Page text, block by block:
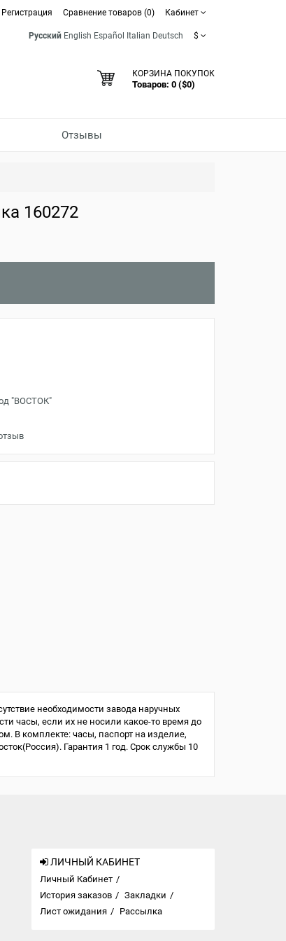
Регистрация Сравнение товаров (0) Кабинет
Русский English Español Italian Deutsch $
КОРЗИНА ПОКУПОК
Товаров: 0 ($0)
Отзывы
160272
"ВОСТОК"
необходимости завода наручных
часы, если их не носили какое-то время до
В комплекте: часы, паспорт на изделие,
Гарантия 1 год. Срок службы 10
ЛИЧНЫЙ КАБИНЕТ
Личный Кабинет
История заказов
Закладки
Лист ожидания
Рассылка